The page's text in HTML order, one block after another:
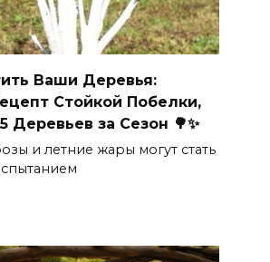
Ваши Деревья:
Стойкой Побелки,
Деревьев за Сезон 🌳✨
и летние жары могут стать